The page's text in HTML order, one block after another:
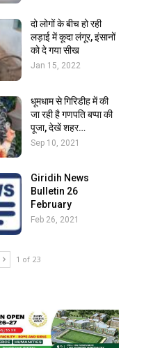
दो लोगों के बीच हो रही
लड़ाई में कूदा लंगूर, इंसानों
को दे गया सीख
Jan 15, 2022
धूमधाम से गिरिडीह में की
जा रही है गणपति बप्पा की
पूजा, देखें शहर…
Sep 10, 2021
Giridih News
Bulletin 26
February
Feb 26, 2021
1 of 23